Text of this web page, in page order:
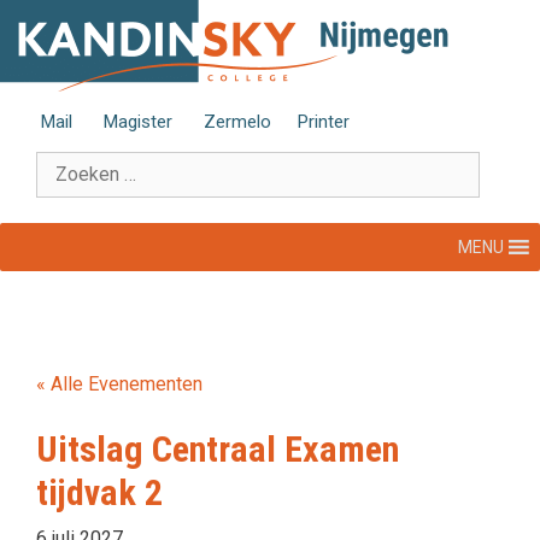
naar
Mail Magister Zermelo Printer
Zoek
naar:
MENU
« Alle Evenementen
Uitslag Centraal Examen
tijdvak 2